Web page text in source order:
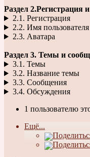
Раздел 2.Регистрация
2.1. Регистрация
2.2. Имя пользователя
2.3. Аватара
Раздел 3. Темы и
3.1. Темы
3.2. Название темы
3.3. Сообщения
3.4. Обсуждения
1 пользователю
Ещё...